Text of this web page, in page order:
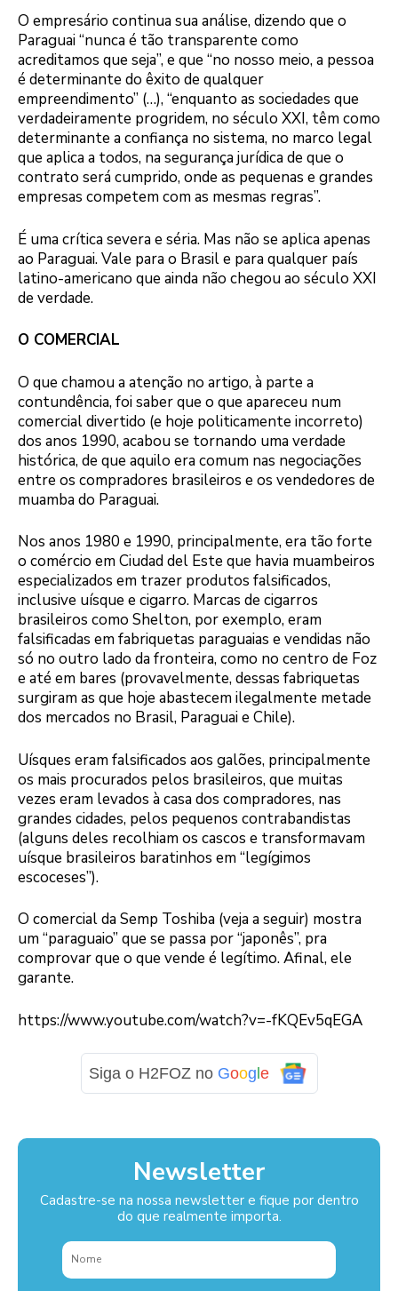
O empresário continua sua análise, dizendo que o
Paraguai “nunca é tão transparente como
acreditamos que seja”, e que “no nosso meio, a pessoa
é determinante do êxito de qualquer
empreendimento” (…), “enquanto as sociedades que
verdadeiramente progridem, no século XXI, têm como
determinante a confiança no sistema, no marco legal
que aplica a todos, na segurança jurídica de que o
contrato será cumprido, onde as pequenas e grandes
empresas competem com as mesmas regras”.
É uma crítica severa e séria. Mas não se aplica apenas
ao Paraguai. Vale para o Brasil e para qualquer país
latino-americano que ainda não chegou ao século XXI
de verdade.
O COMERCIAL
O que chamou a atenção no artigo, à parte a
contundência, foi saber que o que apareceu num
comercial divertido (e hoje politicamente incorreto)
dos anos 1990, acabou se tornando uma verdade
histórica, de que aquilo era comum nas negociações
entre os compradores brasileiros e os vendedores de
muamba do Paraguai.
Nos anos 1980 e 1990, principalmente, era tão forte
o comércio em Ciudad del Este que havia muambeiros
especializados em trazer produtos falsificados,
inclusive uísque e cigarro. Marcas de cigarros
brasileiros como Shelton, por exemplo, eram
falsificadas em fabriquetas paraguaias e vendidas não
só no outro lado da fronteira, como no centro de Foz
e até em bares (provavelmente, dessas fabriquetas
surgiram as que hoje abastecem ilegalmente metade
dos mercados no Brasil, Paraguai e Chile).
Uísques eram falsificados aos galões, principalmente
os mais procurados pelos brasileiros, que muitas
vezes eram levados à casa dos compradores, nas
grandes cidades, pelos pequenos contrabandistas
(alguns deles recolhiam os cascos e transformavam
uísque brasileiros baratinhos em “legígimos
escoceses”).
O comercial da Semp Toshiba (veja a seguir) mostra
um “paraguaio” que se passa por “japonês”, pra
comprovar que o que vende é legítimo. Afinal, ele
garante.
https://www.youtube.com/watch?v=-fKQEv5qEGA
Siga o H2FOZ no Goog e
Newsletter
Cadastre-se na nossa newsletter e fique por dentro
do que realmente importa.